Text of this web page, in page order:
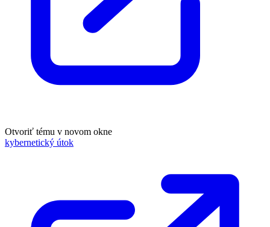
Otvoriť tému v novom okne
kybernetický útok